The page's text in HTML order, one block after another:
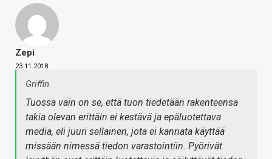
Zepi
23.11.2018
Griffin
Tuossa vain on se, että tuon tiedetään rakenteensa
takia olevan erittäin ei kestävä ja epäluotettava
media, eli juuri sellainen, jota ei kannata käyttää
missään nimessä tiedon varastointiin. Pyörivät